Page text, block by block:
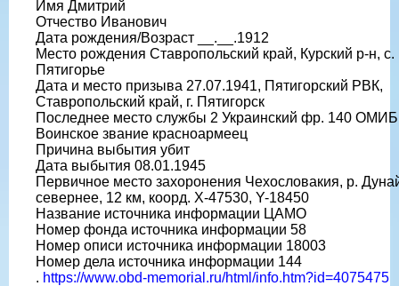
Имя Дмитрий
Отчество Иванович
Дата рождения/Возраст __.__.1912
Место рождения Ставропольский край, Курский р-н, с.
Пятигорье
Дата и место призыва 27.07.1941, Пятигорский РВК,
Ставропольский край, г. Пятигорск
Последнее место службы 2 Украинский фр. 140 ОМИБ
Воинское звание красноармеец
Причина выбытия убит
Дата выбытия 08.01.1945
Первичное место захоронения Чехословакия, р.
севернее, 12 км, коорд. X-47530, Y-18450
Название источника информации ЦАМО
Номер фонда источника информации 58
Номер описи источника информации 18003
Номер дела источника информации 144
. https://www.obd-memorial.ru/html/info.htm?id=4075475